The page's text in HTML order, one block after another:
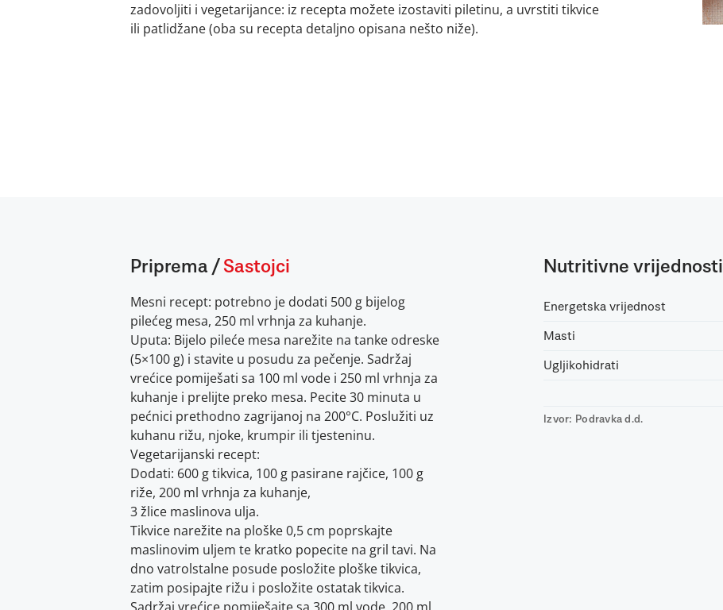
zadovoljiti i vegetarijance: iz recepta možete izostaviti piletinu, a uvrstiti tikvice
ili patlidžane (oba su recepta detaljno opisana nešto niže).
Priprema / Sastojci
Mesni recept: potrebno je dodati 500 g bijelog
pilećeg mesa, 250 ml vrhnja za kuhanje.
Uputa: Bijelo pileće mesa narežite na tanke odreske
(5×100 g) i stavite u posudu za pečenje. Sadržaj
vrećice pomiješati sa 100 ml vode i 250 ml vrhnja za
kuhanje i prelijte preko mesa. Pecite 30 minuta u
pećnici prethodno zagrijanoj na 200°C. Poslužiti uz
kuhanu rižu, njoke, krumpir ili tjesteninu.
Vegetarijanski recept:
Dodati: 600 g tikvica, 100 g pasirane rajčice, 100 g
riže, 200 ml vrhnja za kuhanje,
3 žlice maslinova ulja.
Tikvice narežite na ploške 0,5 cm poprskajte
maslinovim uljem te kratko popecite na gril tavi. Na
dno vatrolstalne posude posložite ploške tikvica,
zatim posipajte rižu i posložite ostatak tikvica.
Nutritivne vrijednosti
Energetska vrijednost
Masti
Ugljikohidrati
Izvor: Podravka d.d.